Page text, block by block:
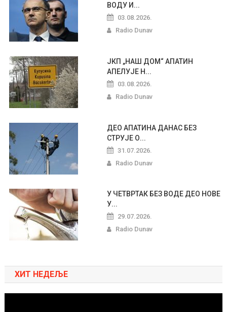
ВОДУ И...
03.08.2026.
Radio Dunav
ЈКП „НАШ ДОМ“ АПАТИН
АПЕЛУЈЕ Н...
03.08.2026.
Radio Dunav
ДЕО АПАТИНА ДАНАС БЕЗ
СТРУЈЕ О...
31.07.2026.
Radio Dunav
У ЧЕТВРТАК БЕЗ ВОДЕ ДЕО НОВЕ
У...
29.07.2026.
Radio Dunav
ХИТ НЕДЕЉЕ